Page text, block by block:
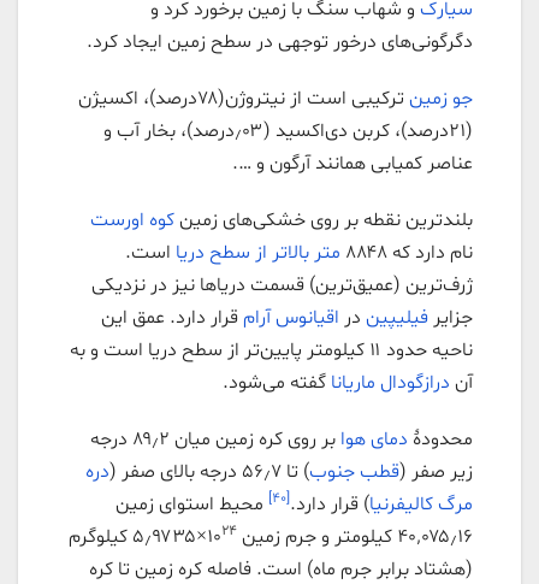
سیارک و شهاب سنگ با زمین برخورد کرد و
دگرگونی‌های درخور توجهی در سطح زمین ایجاد کرد.
جو زمین
ترکیبی است از نیتروژن(۷۸درصد)، اکسیژن
(۲۱درصد)، کربن دی‌اکسید (٫۰۳درصد)، بخار آب و
عناصر کمیابی همانند آرگون و ….
بلندترین نقطه بر روی خشکی‌های زمین کوه اورست
نام دارد که ۸۸۴۸
متر بالاتر از سطح دریا است.
ژرف‌ترین (عمیق‌ترین) قسمت دریاها نیز در نزدیکی
جزایر فیلیپین در اقیانوس آرام قرار دارد. عمق این
ناحیه حدود ۱۱ کیلومتر پایین‌تر از سطح دریا است و به
آن درازگودال ماریانا گفته می‌شود.
محدودهٔ دمای هوا
بر روی کره زمین میان ۸۹٫۲ درجه
زیر صفر (قطب جنوب) تا ۵۶٫۷ درجه بالای صفر (
دره
مرگ کالیفرنیا) قرار دارد.
محیط استوای زمین
۴۰٬۰۷۵٫۱۶ کیلومتر و جرم زمین ۱۰
۲۴
×۵٫۹۷۳۵ کیلوگرم
(هشتاد برابر جرم ماه) است. فاصله کره زمین تا کره